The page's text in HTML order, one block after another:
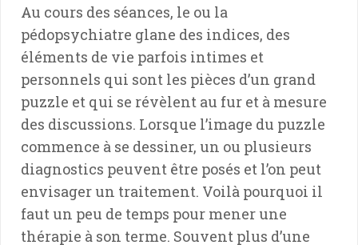
Au cours des séances, le ou la
pédopsychiatre glane des indices, des
éléments de vie parfois intimes et
personnels qui sont les pièces d’un grand
puzzle et qui se révèlent au fur et à mesure
des discussions. Lorsque l’image du puzzle
commence à se dessiner, un ou plusieurs
diagnostics peuvent être posés et l’on peut
envisager un traitement. Voilà pourquoi il
faut un peu de temps pour mener une
thérapie à son terme. Souvent plus d’une